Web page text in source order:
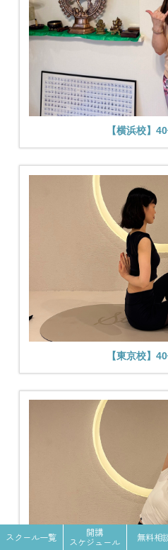
【横浜校】
【東京校】
スクール一覧 開講
スケジュール 無料相